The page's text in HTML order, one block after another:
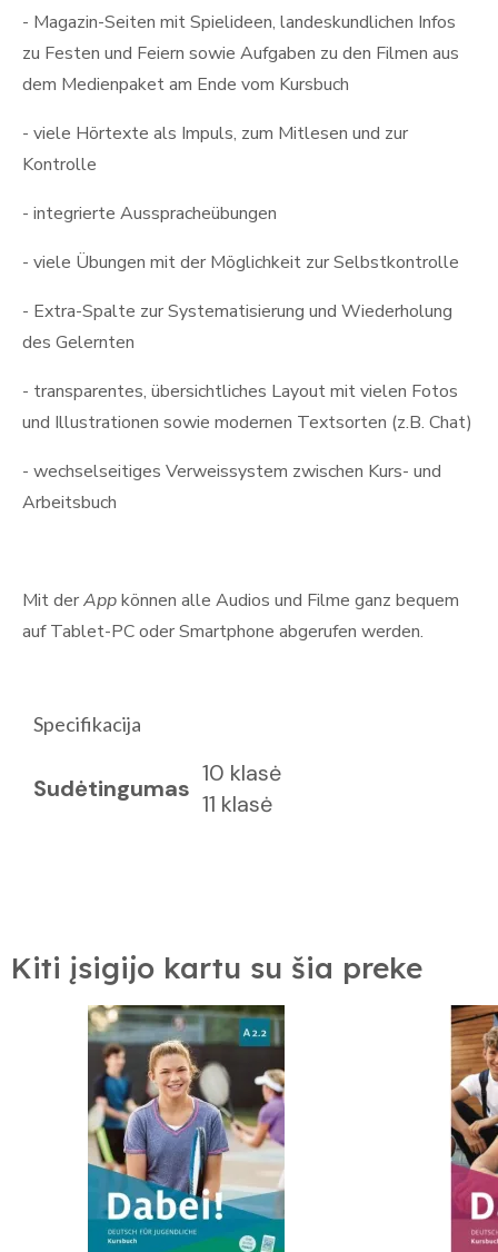
- Magazin-Seiten mit Spielideen, landeskundlichen Infos
zu Festen und Feiern sowie Aufgaben zu den Filmen aus
dem Medienpaket am Ende vom Kursbuch
- viele Hörtexte als Impuls, zum Mitlesen und zur
Kontrolle
- integrierte Ausspracheübungen
- viele Übungen mit der Möglichkeit zur Selbstkontrolle
- Extra-Spalte zur Systematisierung und Wiederholung
des Gelernten
- transparentes, übersichtliches Layout mit vielen Fotos
und Illustrationen sowie modernen Textsorten (z.B. Chat)
- wechselseitiges Verweissystem zwischen Kurs- und
Arbeitsbuch
Mit derAppkönnen alle Audios und Filme ganz bequem
auf Tablet-PC oder Smartphone abgerufen werden.
Specifikacija
Sudėtingumas
10 klasė
11 klasė
Kiti įsigijo kartu su šia preke